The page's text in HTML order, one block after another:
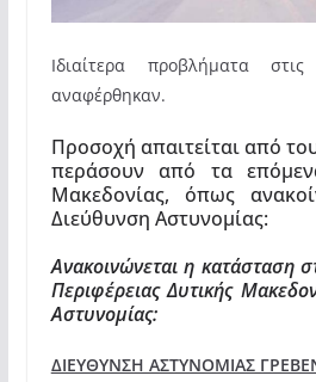
Ιδιαίτερα προβλήματα
αναφέρθηκαν.
Προσοχή απαιτείται από
περάσουν από τα
Μακεδονίας, όπως
Διεύθυνση Αστυνομίας:
Ανακοινώνεται η κατάσταση
Περιφέρειας Δυτικής
Αστυνομίας:
ΔΙΕΥΘΥΝΣΗ ΑΣΤΥΝΟΜΙΑΣ